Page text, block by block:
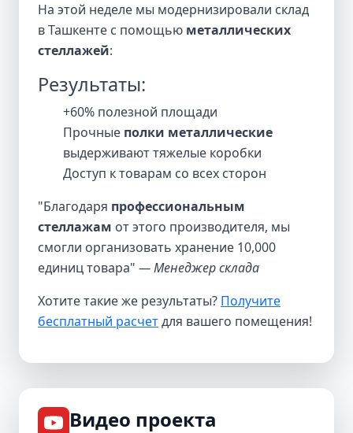
На этой неделе мы модернизировали склад
в Ташкенте с помощью металлических
стеллажей:
Результаты:
+60% полезной площади
Прочные полки металлические
выдерживают тяжелые коробки
Доступ к товарам со всех сторон
"Благодаря профессиональным
стеллажам от этого производителя, мы
смогли организовать хранение 10,000
единиц товара" — Менеджер склада
Хотите такие же результаты? Получите
бесплатный расчетдля вашего помещения!
Видео проекта